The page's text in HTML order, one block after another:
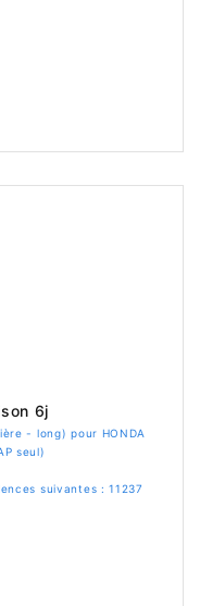
6j
- long) pour HONDA
seul)
suivantes : 11237